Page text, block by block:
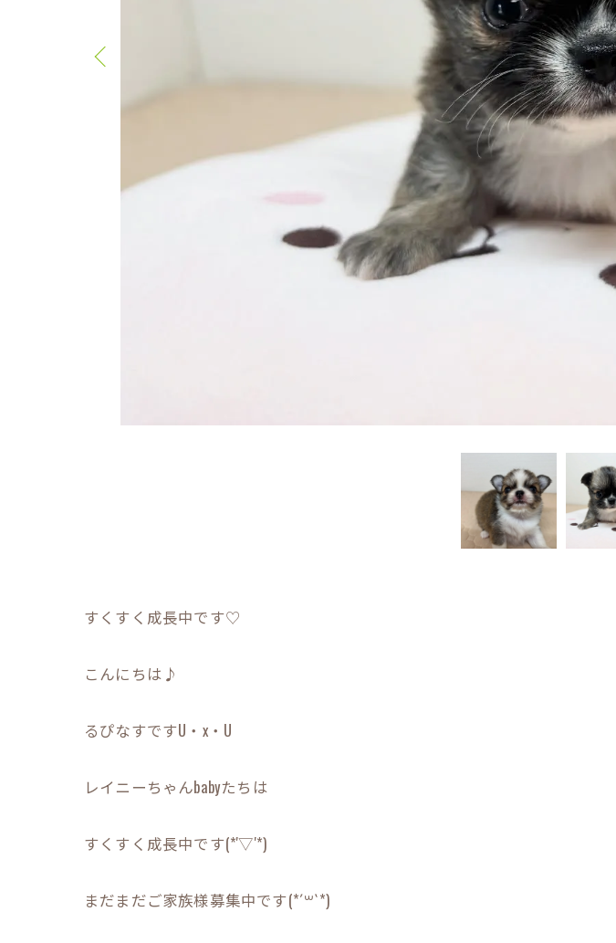
すくすく成長中です♡
こんにちは♪
るぴなすですU・x・U
レイニーちゃんbabyたちは
すくすく成長中です(*'▽'*)
まだまだご家族様募集中です(*´꒳`*)